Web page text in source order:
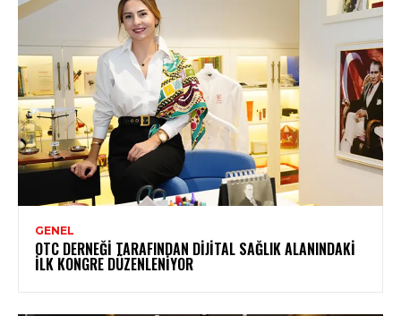
GENEL
OTC DERNEĞI TARAFINDAN DIJITAL SAĞLIK ALANINDAKI
İLK KONGRE DÜZENLENIYOR